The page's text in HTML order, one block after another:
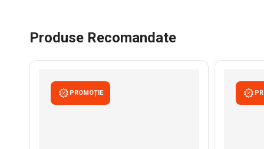
Produse Recomandate
PROMOȚIE